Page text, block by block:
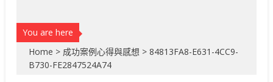
You are here
Home > 成功案例心得與感想 >84813FA8-E631-4CC9-
B730-FE2847524A74